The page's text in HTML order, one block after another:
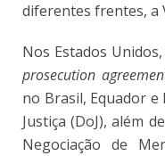
diferentes frentes, a
Nos Estados
prosecution
no Brasil, Equador
Justiça (DoJ), além
Negociação de